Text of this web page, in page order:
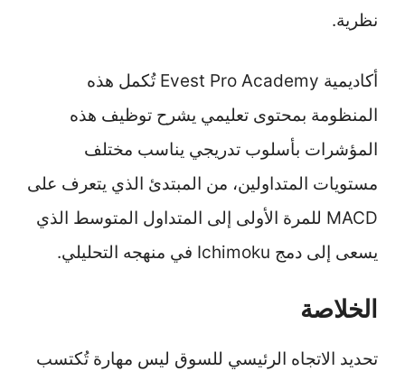
نظرية.
أكاديمية Evest Pro Academy تُكمل هذه
المنظومة بمحتوى تعليمي يشرح توظيف هذه
المؤشرات بأسلوب تدريجي يناسب مختلف
مستويات المتداولين، من المبتدئ الذي يتعرف على
MACD للمرة الأولى إلى المتداول المتوسط الذي
يسعى إلى دمج Ichimoku في منهجه التحليلي.
الخلاصة
تحديد الاتجاه الرئيسي للسوق ليس مهارة تُكتسب